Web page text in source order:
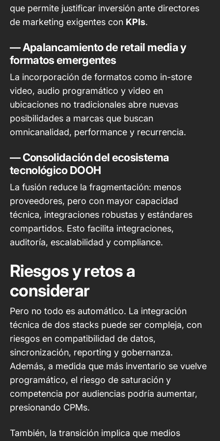
que permite justificar inversión ante directores
de marketing exigentes con KPIs.
— Apalancamiento de retail media y
formatos emergentes
La incorporación de formatos como in-store
video, audio programático y video en
ubicaciones no tradicionales abre nuevas
posibilidades a marcas que buscan
omnicanalidad, performance y recurrencia.
— Consolidación del ecosistema
tecnológico DOOH
La fusión reduce la fragmentación: menos
proveedores, pero con mayor capacidad
técnica, integraciones robustas y estándares
compartidos. Esto facilita integraciones,
auditoría, escalabilidad y compliance.
Riesgos y retos a
considerar
Pero no todo es automático. La integración
técnica de dos stacks puede ser compleja, con
riesgos en compatibilidad de datos,
sincronización, reporting y gobernanza.
Además, a medida que más inventario se vuelve
programático, el riesgo de saturación y
competencia por audiencias podría aumentar,
presionando CPMs.
También, la transición implica que medios